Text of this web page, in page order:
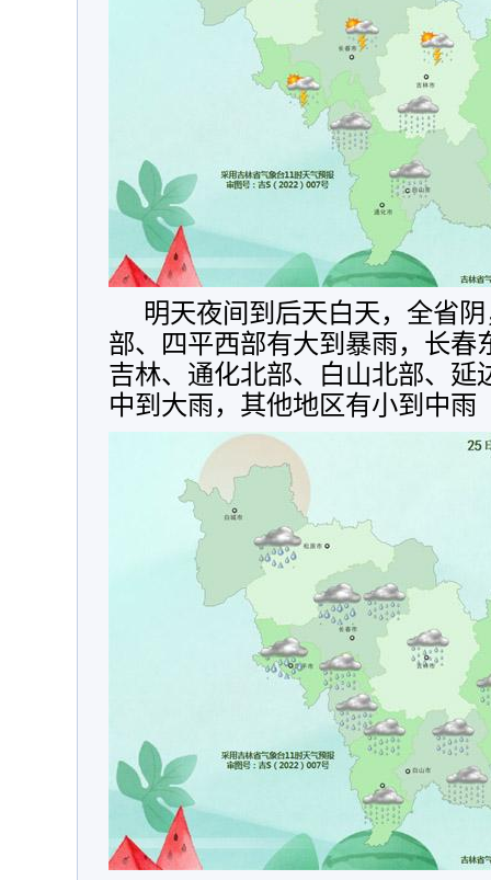
明天夜间到后天白天，全省
部、四平西部有大到暴雨，长春
吉林、通化北部、白山北部、延
中到大雨，其他地区有小到中雨